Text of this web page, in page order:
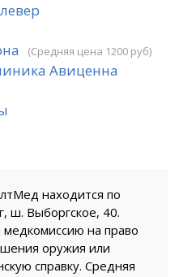
(Средняя цена 1200 руб)
Авиценна
находится по
ш. Выборгское, 40.
на право
оружия или
справку. Средняя